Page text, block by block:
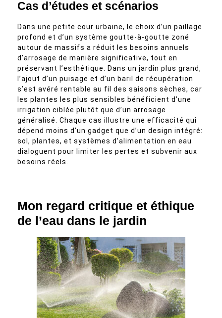
Cas d’études et scénarios
Dans une petite cour urbaine, le choix d’un paillage
profond et d’un système goutte-à-goutte zoné
autour de massifs a réduit les besoins annuels
d’arrosage de manière significative, tout en
préservant l’esthétique. Dans un jardin plus grand,
l’ajout d’un puisage et d’un baril de récupération
s’est avéré rentable au fil des saisons sèches, car
les plantes les plus sensibles bénéficient d’une
irrigation ciblée plutôt que d’un arrosage
généralisé. Chaque cas illustre une efficacité qui
dépend moins d’un gadget que d’un design intégré:
sol, plantes, et systèmes d’alimentation en eau
dialoguent pour limiter les pertes et subvenir aux
besoins réels.
Mon regard critique et éthique
de l’eau dans le jardin